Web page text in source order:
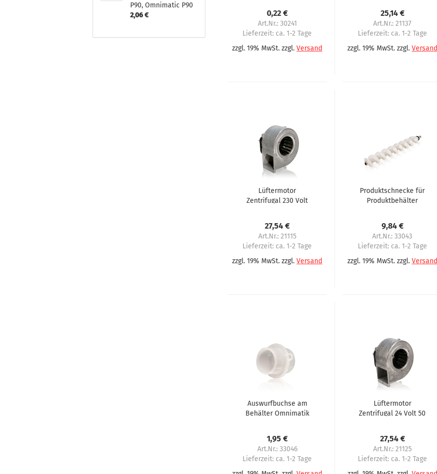
Omnimatik
0,22 €
Art.Nr.: 30241
Lieferzeit: ca. 1-2 Tage
zzgl. 19% MwSt. zzgl.Versand
Omnimatik, Azkoyen
25,14 €
Art.Nr.: 21137
Lieferzeit: ca. 1-2 Tage
zzgl. 19% MwSt. zzgl. Versand
Lüftermotor
Zentrifugal 230 Volt
Rheavendors
27,54 €
Art.Nr.: 21115
Lieferzeit: ca. 1-2 Tage
zzgl. 19% MwSt. zzgl.Versand
Produktschnecke für
Produktbehälter
9,84 €
Art.Nr.: 33043
Lieferzeit: ca. 1-2 Tage
zzgl. 19% MwSt. zzgl. Versand
Auswurfbuchse am
Behälter Omnimatik
1,95 €
Art.Nr.: 33046
Lieferzeit: ca. 1-2 Tage
Lüftermotor
Zentrifugal 24 Volt 50
Rheavendors
27,54 €
Art.Nr.: 21125
Lieferzeit: ca. 1-2 Tage
P90, Omnimatic P90
2,06 €